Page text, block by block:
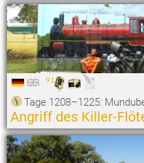
91
Tage 1208–1225:
Angriff des Killer-